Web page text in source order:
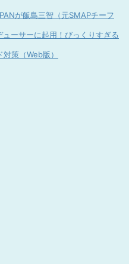
が飯島三智（元SMAPチーフ
ーサーに起用！びっくりすぎる
策（Web版）